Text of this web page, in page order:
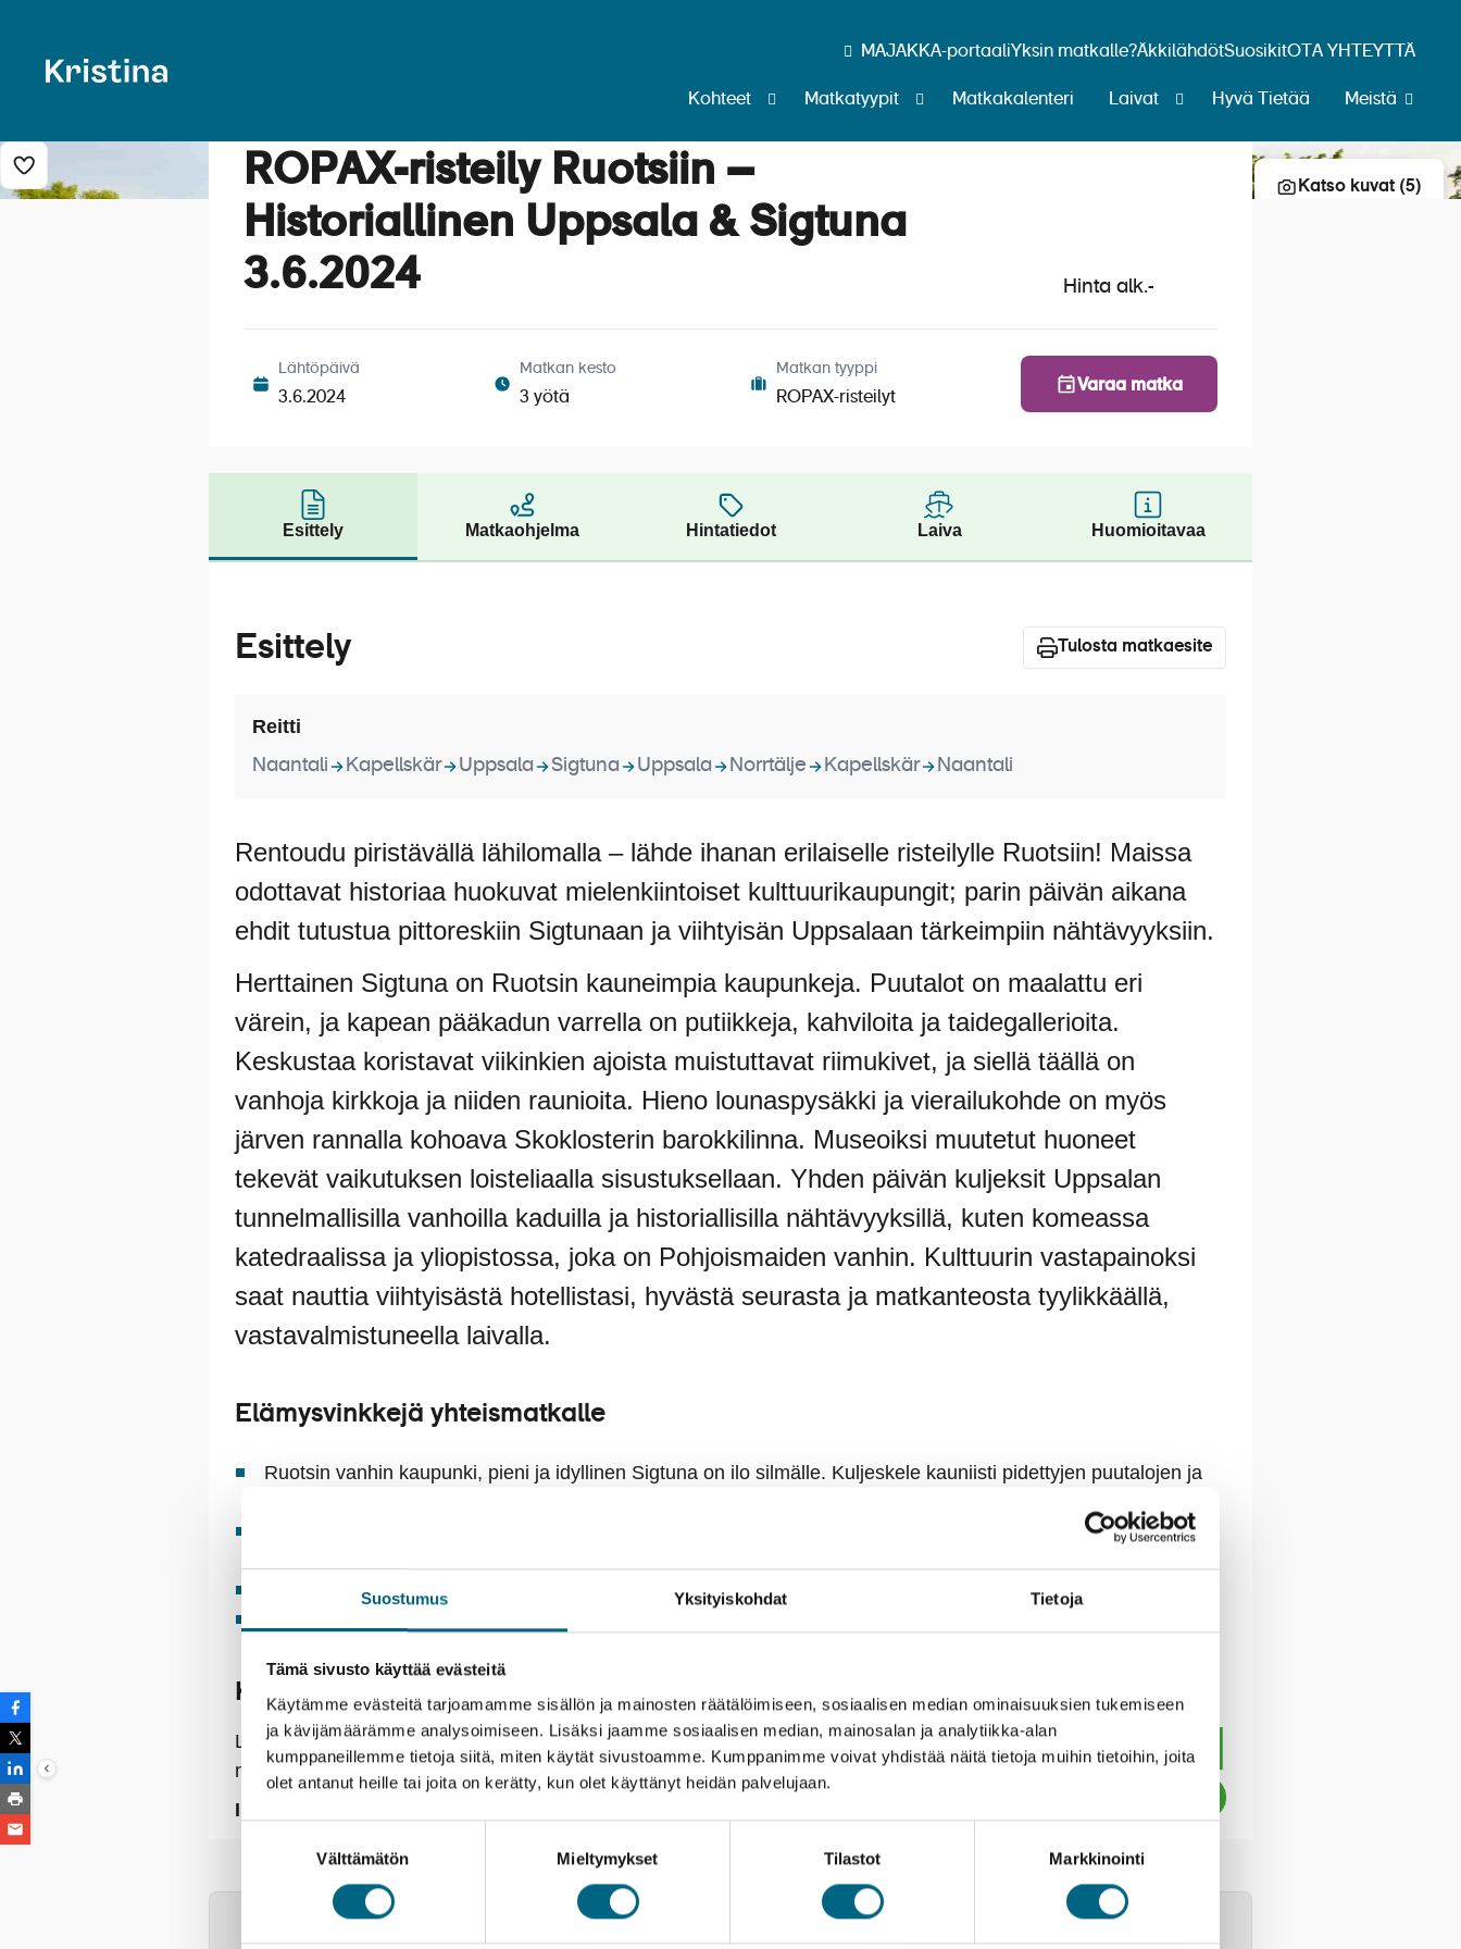
Suostumus Yksityiskohdat Tietoja
Tämä sivusto käyttää evästeitä
Käytämme evästeitä tarjoamamme sisällön ja mainosten räätälöimiseen, sosiaalisen median ominaisuuksien tukemiseen
ja kävijämäärämme analysoimiseen. Lisäksi jaamme sosiaalisen median, mainosalan ja analytiikka-alan
kumppaneillemme tietoja siitä, miten käytät sivustoamme. Kumppanimme voivat yhdistää näitä tietoja muihin tietoihin, joita
olet antanut heille tai joita on kerätty, kun olet käyttänyt heidän palvelujaan.
Välttämätön Mieltymykset Tilastot Markkinointi
MAJAKKA-portaaliYksin matkalle?ÄkkilähdötSuosikitOTA YHTEYTTÄ
Kohteet Matkatyypit Matkakalenteri Laivat Hyvä Tietää Meistä
Katso kuvat (5)
Lisää risteily suosikkeihin ROPAX-risteily Ruotsiin –
Historiallinen Uppsala & Sigtuna
3.6.2024
Hinta alk.-
Lähtöpäivä
3.6.2024
Matkan kesto
3 yötä
Matkan tyyppi
ROPAX-risteilyt
Varaa matka
Esittely Matkaohjelma Hintatiedot Laiva Huomioitavaa
Esittely Tulosta matkaesite
Reitti
Naantali Kapellskär Uppsala Sigtuna Uppsala Norrtälje Kapellskär Naantali
Rentoudu piristävällä lähilomalla – lähde ihanan erilaiselle risteilylle Ruotsiin! Maissa
odottavat historiaa huokuvat mielenkiintoiset kulttuurikaupungit; parin päivän aikana
ehdit tutustua pittoreskiin Sigtunaan ja viihtyisän Uppsalaan tärkeimpiin nähtävyyksiin.
Herttainen Sigtuna on Ruotsin kauneimpia kaupunkeja. Puutalot on maalattu eri
värein, ja kapean pääkadun varrella on putiikkeja, kahviloita ja taidegallerioita.
Keskustaa koristavat viikinkien ajoista muistuttavat riimukivet, ja siellä täällä on
vanhoja kirkkoja ja niiden raunioita. Hieno lounaspysäkki ja vierailukohde on myös
järven rannalla kohoava Skoklosterin barokkilinna. Museoiksi muutetut huoneet
tekevät vaikutuksen loisteliaalla sisustuksellaan. Yhden päivän kuljeksit Uppsalan
tunnelmallisilla vanhoilla kaduilla ja historiallisilla nähtävyyksillä, kuten komeassa
katedraalissa ja yliopistossa, joka on Pohjoismaiden vanhin. Kulttuurin vastapainoksi
saat nauttia viihtyisästä hotellistasi, hyvästä seurasta ja matkanteosta tyylikkäällä,
vastavalmistuneella laivalla.
Elämysvinkkejä yhteismatkalle
Ruotsin vanhin kaupunki, pieni ja idyllinen Sigtuna on ilo silmälle. Kuljeskele kauniisti pidettyjen puutalojen ja
1600-luvulla rakennettu Skoklosterin barokkilinna on hieno museo. Koreissa huoneissa on esillä vanhojen
Vieraile Uppsalan upeassa katedraalissa ja kasvitieteellisessä puutarhassa.
Kristinan vastuullisuusteko
Lähtemällä tälle matkalle kasvatat Suomeen uutta metsää ja työllistät suomalaisia
nuoria. Lue lisää vastuullisuusteosta.
Istutettavia taimia:
Esittely Palvelut Tekniset tiedot
Varausohje